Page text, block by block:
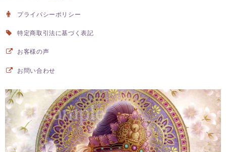
とても素敵な作品でした。 ありがとうございました。
気に入って頂けて嬉しいです。 ありがとうございました。
【予約開始】光の龍神カード│オラクルカード│龍神│スピリチュアル
2024/10/25
プライバシーポリシー
特定商取引法に基づく表記
お客様の声
お問い合わせ